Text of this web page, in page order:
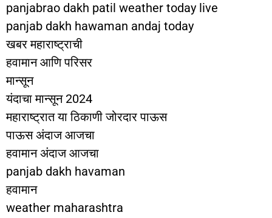
panjabrao dakh patil weather today live
panjab dakh hawaman andaj today
खबर महाराष्ट्राची
हवामान आणि परिसर
मान्सून
यंदाचा मान्सून 2024
महाराष्ट्रात या ठिकाणी जोरदार पाऊस
पाऊस अंदाज आजचा
हवामान अंदाज आजचा
panjab dakh havaman
हवामान
weather maharashtra